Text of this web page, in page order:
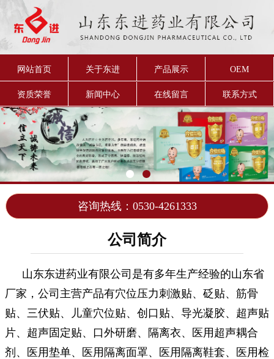
网站首页 关于东进 产品展示 OEM
资质荣誉 新闻中心 在线留言 联系方式
咨询热线：0530-4261333
公司简介
山东东进药业有限公司是有多年生产经验的山东省
厂家，公司主营产品有穴位压力刺激贴、砭贴、筋骨
贴、三伏贴、儿童穴位贴、创口贴、导光凝胶、超声贴
片、超声固定贴、口外研磨、隔离衣、医用超声耦合
剂、医用垫单、医用隔离面罩、医用隔离鞋套、医用检